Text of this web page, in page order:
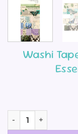
Washi
Washi Tapes -